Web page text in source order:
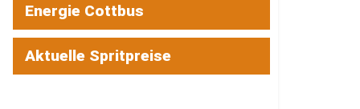
Energie Cottbus
Aktuelle Spritpreise